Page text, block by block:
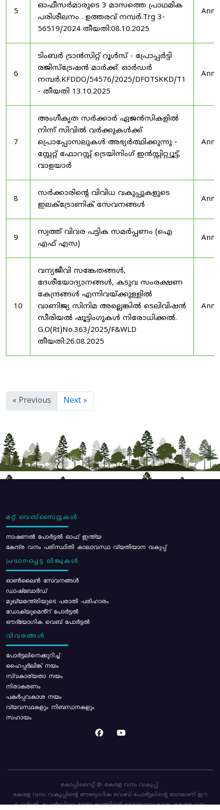
5
ഓഫീസർമാരുടെ 3 മാസത്തെ പ്രാഥമിക
പരിശീലനം . ഉത്തരവ് നമ്പർ.Trg 3-
56519/2024 തീയതി:08.10.2025
6
ടിംബർ ട്രാൻസിറ്റ് റൂൾസ് - പ്രോപ്പർട്ടി
രജിസ്ട്രേഷൻ മാർക്ക്. ഓർഡർ
നമ്പർ.KFDDO/54576/2025/DFOTSKKD/T1
- തീയതി 13.10.2025
7
അംഗീകൃത സർക്കാർ ഏജൻസികളിൽ
നിന്ന് സിവിൽ വർക്കുകൾക്ക്
പ്രൊപ്പോസലുകൾ അഭ്യർത്ഥിക്കുന്നു -
സ്റ്റേറ്റ് ഫോറസ്റ്റ് ട്രെയിനിംഗ് ഇൻസ്റ്റിറ്റ്യൂട്ട്,
വാളയാർ
8
സർക്കാരിന്റെ വിവിധ വകുപ്പുകളുടെ
ഇലക്ട്രോണിക് സേവനങ്ങൾ
9
സ്വത്ത് വിവര പട്ടിക സമർപ്പണം (ഐ
എഫ് എസ)
10
വന്യജീവി സങ്കേതങ്ങൾ,
ദേശീയോദ്യാനങ്ങൾ, കടുവ സംരക്ഷണ
കേന്ദ്രങ്ങൾ എന്നിവയ്ക്കുള്ളിൽ
വാണിജ്യ സിനിമ അല്ലെങ്കിൽ ടെലിവിഷൻ
സീരിയൽ ഷൂട്ടിംഗുകൾ നിരോധിക്കൽ.
G.O(Rt)No.363/2025/F&WLD
തീയതി:26.08.2025
« Previous Next »
മറ്റ് വെബ്സൈറ്റുകൾ
നാഷണൽ പോർട്ടൽ ഓഫ് ഇന്ത്യ
കേന്ദ്ര വനം പരിസ്ഥിതി കാലാവസ്ഥ വ്യതിയാന വകുപ്പ്
പ്രധാനപ്പെട്ട ലിങ്കുകൾ
ഓൺലൈൻ സേവനങ്ങൾ
ഡാഷ്ബോർഡ്
മുഖ്യമന്ത്രിയുടെ പരാതി പരിഹാരം
ഡോക്യുമെൻ്റ് പോർട്ടൽ
ഔദ്യോഗിക വെബ് പോർട്ടൽ
വിവരങ്ങൾ
പോര്‍ട്ടലിനെക്കുറിച്ച്
ഹൈപ്പർലിങ്ക് നയം
സ്വകാര്യതാ നയം
നിരാകരണം
പകർപ്പവകാശ നയം
വ്യവസ്ഥകളും നിബന്ധനകളും
സഹായം
കോപ്പിറൈറ്റ് @ കേരള വനം വകുപ്പ്.
കേരള വനം വകുപ്പിന്റെ ഔദ്യോഗിക വെബ്-പോർട്ടലിന്റെ ഭാഗമാണ് ഈ
പോർട്ടൽ. പോർട്ടലിലെ ഉള്ളടക്കത്തിന്റെ ഉടമസ്ഥാവകാശം കേരള വനം